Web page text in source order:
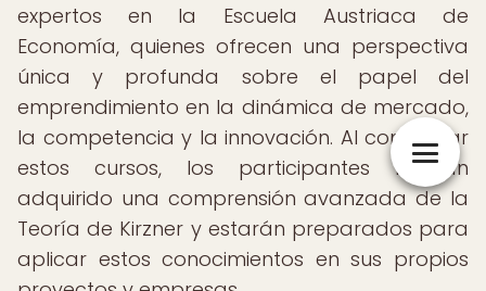
expertos en la Escuela Austriaca de
Economía, quienes ofrecen una perspectiva
única y profunda sobre el papel del
emprendimiento en la dinámica de mercado,
la competencia y la innovación. Al completar
estos cursos, los participantes habrán
adquirido una comprensión avanzada de la
Teoría de Kirzner y estarán preparados para
aplicar estos conocimientos en sus propios